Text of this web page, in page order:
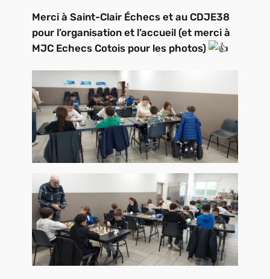
Merci à Saint-Clair Échecs et au CDJE38
pour l’organisation et l’accueil (et merci à
MJC Echecs Cotois pour les photos)